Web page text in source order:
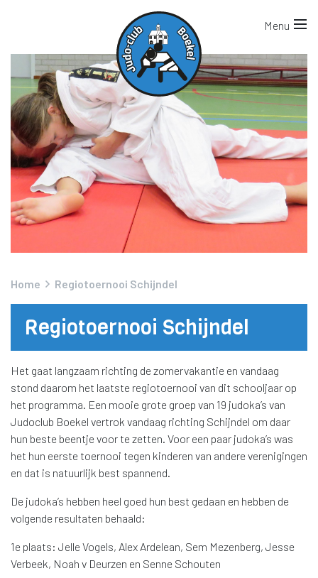
Home Regiotoernooi Schijndel
Regiotoernooi Schijndel
Het gaat langzaam richting de zomervakantie en vandaag
stond daarom het laatste regiotoernooi van dit schooljaar op
het programma. Een mooie grote groep van 19 judoka’s van
Judoclub Boekel vertrok vandaag richting Schijndel om daar
hun beste beentje voor te zetten. Voor een paar judoka’s was
het hun eerste toernooi tegen kinderen van andere verenigingen
en dat is natuurlijk best spannend.
De judoka’s hebben heel goed hun best gedaan en hebben de
volgende resultaten behaald:
1e plaats: Jelle Vogels, Alex Ardelean, Sem Mezenberg, Jesse
Verbeek, Noah v Deurzen en Senne Schouten